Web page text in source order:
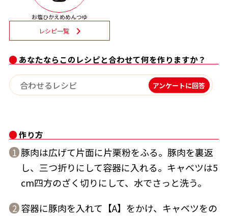
楽チン屋® ストレートつゆ
新鮮一番 『氷熟®』
だし巻き卵特集
かつおだしが決め手！簡単茶碗蒸し
お塩ひかえめめんつゆ
レシピ一覧
あなたならこのレシピと合わせて何を作りますか？
アンケートに回答
作り方
1 豚肉は広げて片面に片栗粉をふる。豚肉を裏返
し、三つ折りにして容器に入れる。キャベツは5
cm四方のざく切りにして、水でさっと洗う。
2 容器に豚肉を入れて【A】をかけ、キャベツをの